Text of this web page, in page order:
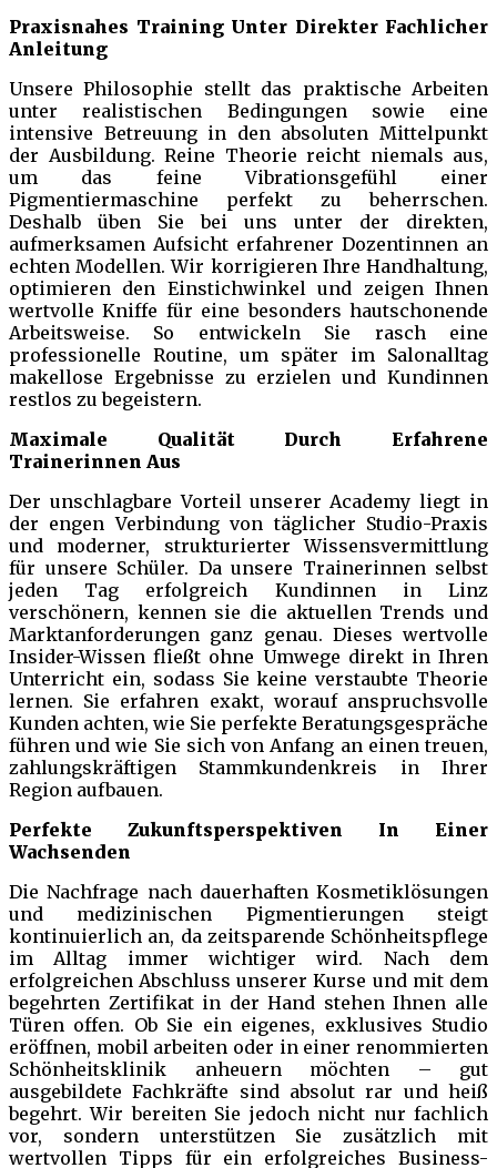
Praxisnahes Training Unter Direkter Fachlicher
Anleitung
Unsere Philosophie stellt das praktische Arbeiten
unter realistischen Bedingungen sowie eine
intensive Betreuung in den absoluten Mittelpunkt
der Ausbildung. Reine Theorie reicht niemals aus,
um das feine Vibrationsgefühl einer
Pigmentiermaschine perfekt zu beherrschen.
Deshalb üben Sie bei uns unter der direkten,
aufmerksamen Aufsicht erfahrener Dozentinnen an
echten Modellen. Wir korrigieren Ihre Handhaltung,
optimieren den Einstichwinkel und zeigen Ihnen
wertvolle Kniffe für eine besonders hautschonende
Arbeitsweise. So entwickeln Sie rasch eine
professionelle Routine, um später im Salonalltag
makellose Ergebnisse zu erzielen und Kundinnen
restlos zu begeistern.
Maximale Qualität Durch Erfahrene
Trainerinnen Aus
Der unschlagbare Vorteil unserer Academy liegt in
der engen Verbindung von täglicher Studio-Praxis
und moderner, strukturierter Wissensvermittlung
für unsere Schüler. Da unsere Trainerinnen selbst
jeden Tag erfolgreich Kundinnen in Linz
verschönern, kennen sie die aktuellen Trends und
Marktanforderungen ganz genau. Dieses wertvolle
Insider-Wissen fließt ohne Umwege direkt in Ihren
Unterricht ein, sodass Sie keine verstaubte Theorie
lernen. Sie erfahren exakt, worauf anspruchsvolle
Kunden achten, wie Sie perfekte Beratungsgespräche
führen und wie Sie sich von Anfang an einen treuen,
zahlungskräftigen Stammkundenkreis in Ihrer
Region aufbauen.
Perfekte Zukunftsperspektiven In Einer
Wachsenden
Die Nachfrage nach dauerhaften Kosmetiklösungen
und medizinischen Pigmentierungen steigt
kontinuierlich an, da zeitsparende Schönheitspflege
im Alltag immer wichtiger wird. Nach dem
erfolgreichen Abschluss unserer Kurse und mit dem
begehrten Zertifikat in der Hand stehen Ihnen alle
Türen offen. Ob Sie ein eigenes, exklusives Studio
eröffnen, mobil arbeiten oder in einer renommierten
Schönheitsklinik anheuern möchten – gut
ausgebildete Fachkräfte sind absolut rar und heiß
begehrt. Wir bereiten Sie jedoch nicht nur fachlich
vor, sondern unterstützen Sie zusätzlich mit
wertvollen Tipps für ein erfolgreiches Business-